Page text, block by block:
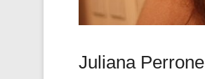
Juliana